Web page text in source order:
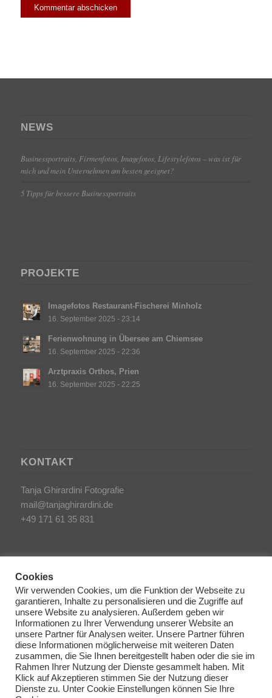
NEWS
Businessportraits, Firmenfotos, Imagefotos, Lifestylefotos – was ist für
mich und mein Unternehmen am besten geeignet?
5 Tipps für bessere Businessportraits
PROJEKTE
Imagefotos Restaurant-Fischerei Minholz
16. September 2025 - 23:14
Ferienwohnung in Übersee am Chiemsee
16. September 2025 - 22:36
Arztpraxis Orthos, Prien
16. September 2025 - 22:25
KONTAKT
Tanja Ghirardini Fotografie
mail@tanjaghirardini.de
+49 171 61 35 831
SONSTIGES
AGB/Impressum
Haftungsausschluss
Datenschutzerklärung
Cookie Richtlinien
Cookies
Wir verwenden Cookies, um die Funktion der Webseite zu
garantieren, Inhalte zu personalisieren und die Zugriffe auf
unsere Website zu analysieren. Außerdem geben wir
Informationen zu Ihrer Verwendung unserer Website an
unsere Partner für Analysen weiter. Unsere Partner führen
diese Informationen möglicherweise mit weiteren Daten
zusammen, die Sie Ihnen bereitgestellt haben oder die sie im
Rahmen Ihrer Nutzung der Dienste gesammelt haben. Mit
Klick auf Akzeptieren stimmen Sie der Nutzung dieser
Dienste zu. Unter Cookie Einstellungen können Sie Ihre